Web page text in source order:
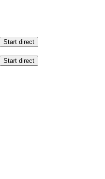
Start direct
Start direct